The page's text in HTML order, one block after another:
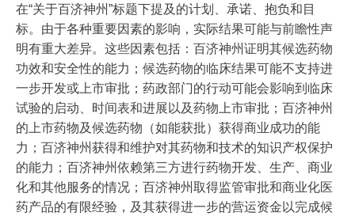
在“关于百济神州”标题下提及的计划、承诺、抱负和目
标。由于各种重要因素的影响，实际结果可能与前瞻性声
明有重大差异。这些因素包括：百济神州证明其候选药物
功效和安全性的能力；候选药物的临床结果可能不支持进
一步开发或上市审批；药政部门的行动可能会影响到临床
试验的启动、时间表和进展以及药物上市审批；百济神州
的上市药物及候选药物（如能获批）获得商业成功的能
力；百济神州获得和维护对其药物和技术的知识产权保护
的能力；百济神州依赖第三方进行药物开发、生产、商业
化和其他服务的情况；百济神州取得监管审批和商业化医
药产品的有限经验，及其获得进一步的营运资金以完成候